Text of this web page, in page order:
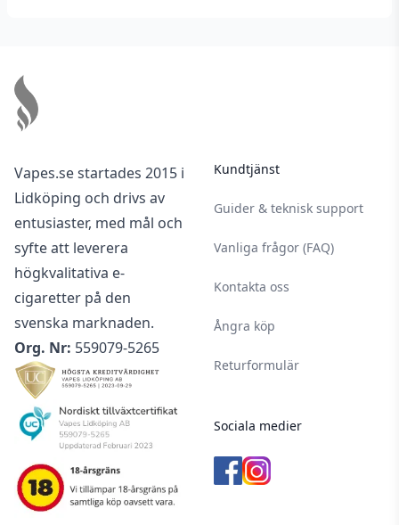
Vapes.se startades 2015 i
Lidköping och drivs av
entusiaster, med mål och
syfte att leverera
högkvalitativa e-
cigaretter på den
svenska marknaden.
Org. Nr: 559079-5265
Kundtjänst
Guider & teknisk support
Vanliga frågor (FAQ)
Kontakta oss
Ångra köp
Returformulär
Sociala medier